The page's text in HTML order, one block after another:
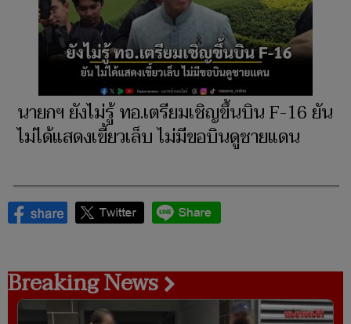
นายกฯ ยังไม่รู้ ทอ.เตรียมเชิญขึ้นบิน F-16 ยัน
ไม่ได้แสดงเขี้ยวเล็บ ไม่มีขอบินดูชายแดน
Breaking News